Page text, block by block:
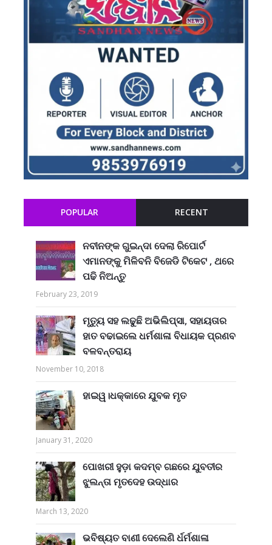
POPULAR RECENT
ନବୀନଙ୍କ ଗୁଇନ୍ଦା ଦେଲା ରିପୋର୍ଟ
ଏମାନଙ୍କୁ ମିଳିବନି ବିଜେଡି ଟିକେଟ , ଥରେ
ପଢି ନିଅନ୍ତୁ
February 23, 2019
ମୃତ୍ୟୁ ସହ ଲଢୁଛି ଅଭିଲିପ୍ସା, ସହାୟତାର
ହାତ ବଢାଇଲେ ଧର୍ମଶାଳା ବିଧାୟକ ପ୍ରଣବ
ବଳବନ୍ତରାୟ
November 10, 2018
ହାଇୱ।ଧକ୍କାରେ ଯୁବକ ମୃତ
January 31, 2020
ପୋଖରୀ ହୁଡ଼ା କଦମ୍ବ ଗଛରେ ଯୁବତୀର
ଝୁଲନ୍ତା ମୃତଦେହ ଉଦ୍ଧାର
March 13, 2020
ଭବିଷ୍ୟତ ବାଣୀ ଦେଲେଣି ର୍ଧର୍ମଶାଳା